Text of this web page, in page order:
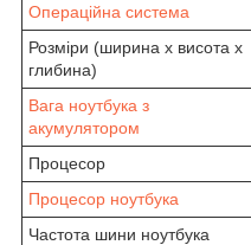
Операційна система
Розміри (ширина x висота x
глибина)
Вага ноутбука з
акумулятором
Процесор
Процесор ноутбука
Частота шини ноутбука